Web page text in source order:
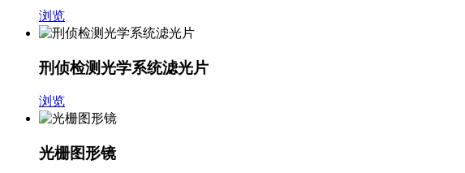
浏览
刑侦检测光学系统滤光片
浏览
光栅图形镜